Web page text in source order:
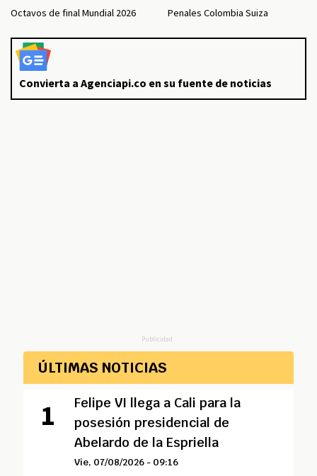
Octavos de final Mundial 2026
Penales Colombia Suiza
Convierta a Agenciapi.co en su fuente de noticias
Publicidad
ÚLTIMAS NOTICIAS
Felipe VI llega a Cali para la
posesión presidencial de
Abelardo de la Espriella
Vie, 07/08/2026 - 09:16